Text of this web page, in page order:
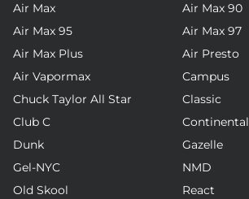
Air Max
Air Max 90
Air Max 95
Air Max 97
Air Max Plus
Air Presto
Air Vapormax
Campus
Chuck Taylor All Star
Classic
Club C
Dunk
Gazelle
Gel-NYC
NMD
Old Skool
React